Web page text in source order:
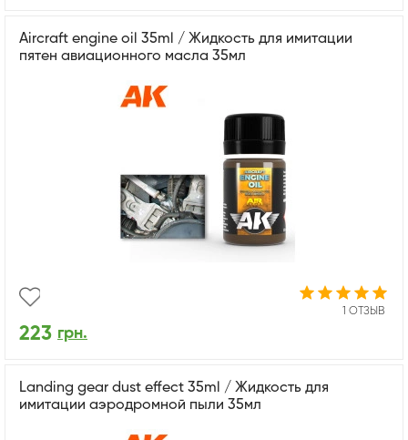
Aircraft engine oil 35ml / Жидкость для имитации
пятен авиационного масла 35мл
1 ОТЗЫВ
223 грн.
Landing gear dust effect 35ml / Жидкость для
имитации аэродромной пыли 35мл